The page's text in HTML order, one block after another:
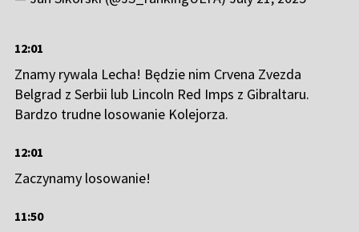
12:01
Znamy rywala Lecha! Będzie nim Crvena Zvezda
Belgrad z Serbii lub Lincoln Red Imps z Gibraltaru.
Bardzo trudne losowanie Kolejorza.
12:01
Zaczynamy losowanie!
11:50